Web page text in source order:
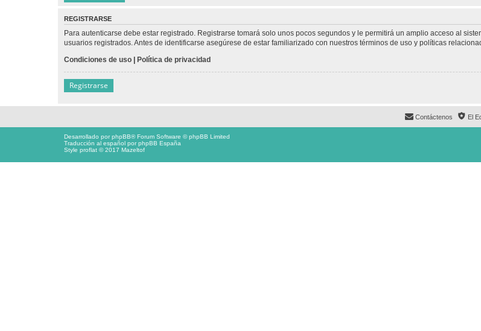
REGISTRARSE
Para autenticarse debe estar registrado. Registrarse tomará solo unos pocos segundos y le permitirá un amplio acceso al
usuarios registrados. Antes de identificarse asegúrese de estar familiarizado con nuestros términos de uso y políticas
Condiciones de uso | Política de privacidad
Registrarse
El
Contáctenos
Desarrollado porphpBB® Forum Software © phpBB Limited
Traducción al español porphpBB España
Style proflat © 2017 Mazeltof